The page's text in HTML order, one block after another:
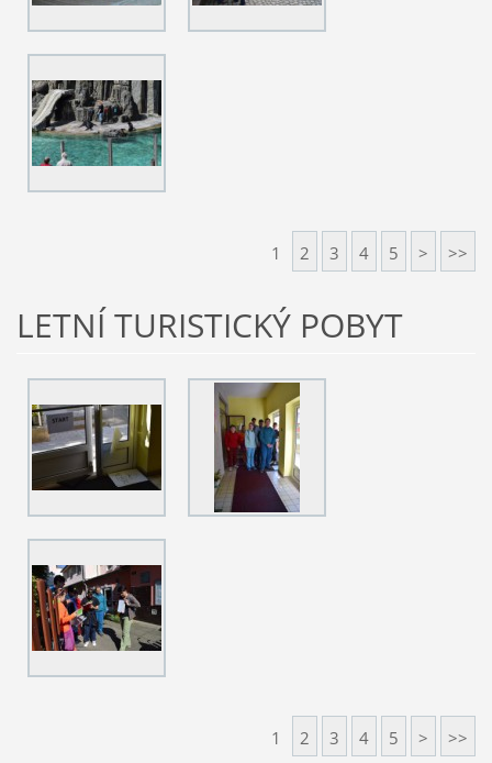
1 2 3 4 5 > >>
LETNÍ TURISTICKÝ POBYT
1 2 3 4 5 > >>